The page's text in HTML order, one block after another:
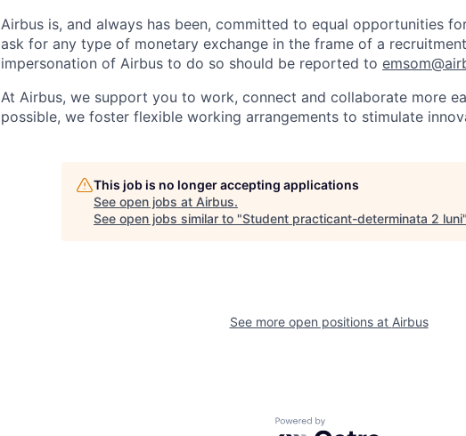
Airbus is, and always has been, committed to equal opportunities
ask for any type of monetary exchange in the frame of a
impersonation of Airbus to do so should be reported to
At Airbus, we support you to work, connect and collaborate more
possible, we foster flexible working arrangements to stimulate
This job is no longer accepting applications
See open jobs at Airbus.
See open jobs similar to "Student practicant-determinata 2 luni"
See more open positions at Airbus
Powered by Getro.com